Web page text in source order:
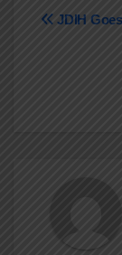
JDIH Goes